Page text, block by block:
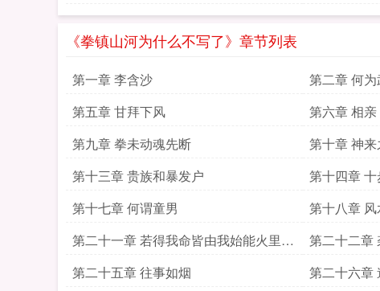
《拳镇山河为什么不写了》章节列表
第一章 李含沙 第二章 何
第五章 甘拜下风
第六章 相亲
第九章 拳未动魂先断
第十章 神
第十三章 贵族和暴发户
第十四章 十
第十七章 何谓童男
第十八章 风
第二十一章 若得我命皆由我始能火里种
金莲
第二十二章
第二十五章 往事如烟
第二十六章